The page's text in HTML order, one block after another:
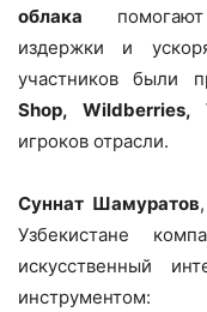
облака
издержки и
участников были
Shop,
игроков отрасли.
Суннат Шамуратов
Узбекистане
искусственный
инструментом: